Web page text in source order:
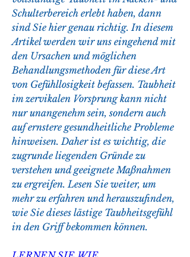
Schulterbereich erlebt haben, dann
sind Sie hier genau richtig. In diesem
Artikel werden wir uns eingehend mit
den Ursachen und möglichen
Behandlungsmethoden für diese Art
von Gefühllosigkeit befassen. Taubheit
im zervikalen Vorsprung kann nicht
nur unangenehm sein, sondern auch
auf ernstere gesundheitliche Probleme
hinweisen. Daher ist es wichtig, die
zugrunde liegenden Gründe zu
verstehen und geeignete Maßnahmen
zu ergreifen. Lesen Sie weiter, um
mehr zu erfahren und herauszufinden,
wie Sie dieses lästige Taubheitsgefühl
in den Griff bekommen können.